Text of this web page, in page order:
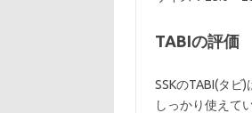
TABIの評価
SSKのTABI(タ
しっかり使えて